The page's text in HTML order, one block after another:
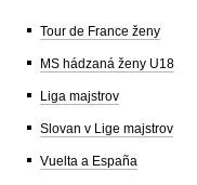
Tour de France ženy
MS hádzaná ženy U18
Liga majstrov
Slovan v Lige majstrov
Vuelta a España